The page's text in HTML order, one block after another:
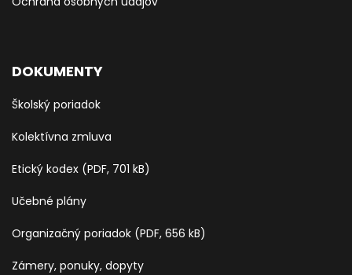
DOKUMENTY
Školský poriadok
Kolektívna zmluva
Etický kodex (PDF, 701 kB)
Učebné plány
Organizačný poriadok (PDF, 656 kB)
Zámery, ponuky, dopyty